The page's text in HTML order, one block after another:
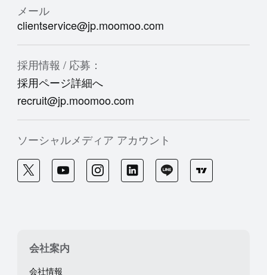
メール
clientservice@jp.moomoo.com
採用情報 / 応募：
採用ページ詳細へ
recruit@jp.moomoo.com
ソーシャルメディア アカウント
会社案内
会社情報